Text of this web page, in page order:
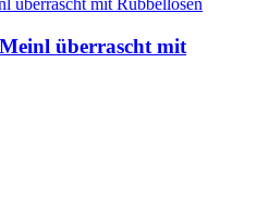
überrascht mit